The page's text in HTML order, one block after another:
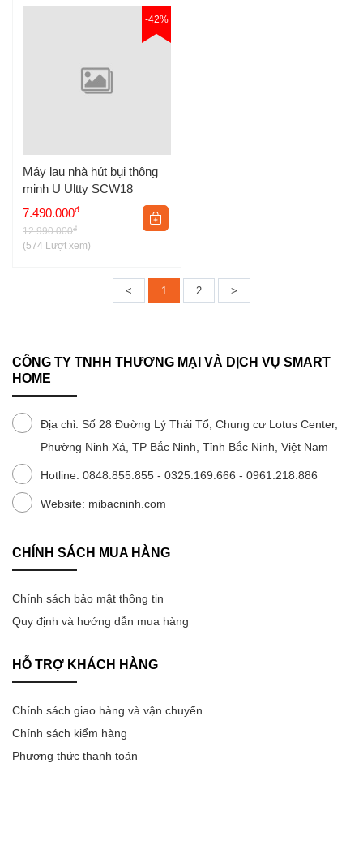
-42%
Máy lau nhà hút bụi thông
minh U Ultty SCW18
7.490.000đ
12.990.000đ
(574 Lượt xem)
< 1 2 >
CÔNG TY TNHH THƯƠNG MẠI VÀ DỊCH VỤ SMART
HOME
Địa chỉ: Số 28 Đường Lý Thái Tổ, Chung cư Lotus Center,
Phường Ninh Xá, TP Bắc Ninh, Tỉnh Bắc Ninh, Việt Nam
Hotline: 0848.855.855 - 0325.169.666 - 0961.218.886
Website: mibacninh.com
CHÍNH SÁCH MUA HÀNG
Chính sách bảo mật thông tin
Quy định và hướng dẫn mua hàng
HỖ TRỢ KHÁCH HÀNG
Chính sách giao hàng và vận chuyển
Chính sách kiểm hàng
Phương thức thanh toán